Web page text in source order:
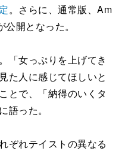
。さらに、通常版、Am
開となった。
「女っぷりを上げてき
た人に感じてほしいと
とで、「納得のいくタ
語った。
ぞれテイストの異なる